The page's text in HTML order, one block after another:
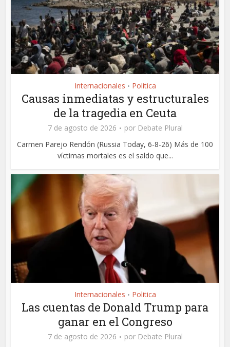
Internacionales • Politica
Causas inmediatas y estructurales
de la tragedia en Ceuta
7 de agosto de 2026 por Debate Plural
Carmen Parejo Rendón (Russia Today, 6-8-26) Más de 100
víctimas mortales es el saldo que...
Internacionales • Politica
Las cuentas de Donald Trump para
ganar en el Congreso
7 de agosto de 2026 por Debate Plural